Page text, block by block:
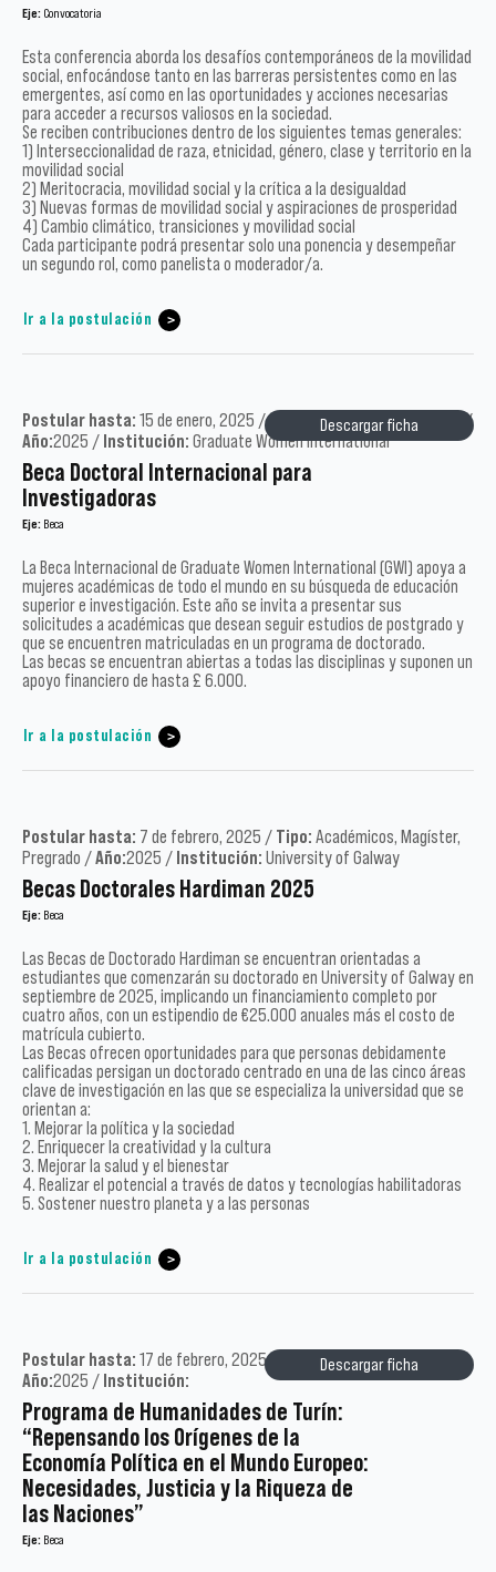
Eje: Convocatoria
Esta conferencia aborda los desafíos contemporáneos de la movilidad
social, enfocándose tanto en las barreras persistentes como en las
emergentes, así como en las oportunidades y acciones necesarias
para acceder a recursos valiosos en la sociedad.
Se reciben contribuciones dentro de los siguientes temas generales:
1) Interseccionalidad de raza, etnicidad, género, clase y territorio en la
movilidad social
2) Meritocracia, movilidad social y la crítica a la desigualdad
3) Nuevas formas de movilidad social y aspiraciones de prosperidad
4) Cambio climático, transiciones y movilidad social
Cada participante podrá presentar solo una ponencia y desempeñar
un segundo rol, como panelista o moderador/a.
Ir a la postulación
Descargar ficha
Postular hasta: 15 de enero, 2025 /Tipo:
Académicos, Postgrado /
Año:2025 / Institución: Graduate Women International
Beca Doctoral Internacional para
Investigadoras
Eje: Beca
La Beca Internacional de Graduate Women International (GWI) apoya a
mujeres académicas de todo el mundo en su búsqueda de educación
superior e investigación. Este año se invita a presentar sus
solicitudes a académicas que desean seguir estudios de postgrado y
que se encuentren matriculadas en un programa de doctorado.
Las becas se encuentran abiertas a todas las disciplinas y suponen un
apoyo financiero de hasta £ 6.000.
Ir a la postulación
Postular hasta: 7 de febrero, 2025 / Tipo: Académicos, Magíster,
Pregrado /Año:2025 / Institución: University of Galway
Becas Doctorales Hardiman 2025
Eje: Beca
Las Becas de Doctorado Hardiman se encuentran orientadas a
estudiantes que comenzarán su doctorado en University of Galway en
septiembre de 2025, implicando un financiamiento completo por
cuatro años, con un estipendio de €25.000 anuales más el costo de
matrícula cubierto.
Las Becas ofrecen oportunidades para que personas debidamente
calificadas persigan un doctorado centrado en una de las cinco áreas
clave de investigación en las que se especializa la universidad que se
orientan a:
1. Mejorar la política y la sociedad
2. Enriquecer la creatividad y la cultura
3. Mejorar la salud y el bienestar
4. Realizar el potencial a través de datos y tecnologías habilitadoras
5. Sostener nuestro planeta y a las personas
Ir a la postulación
Descargar ficha
Postular hasta: 17 de febrero, 2025 / Tipo:Académicos /
Año:2025 / Institución:
Programa de Humanidades de Turín:
“Repensando los Orígenes de la
Economía Política en el Mundo Europeo:
Necesidades, Justicia y la Riqueza de
las Naciones”
Eje: Beca